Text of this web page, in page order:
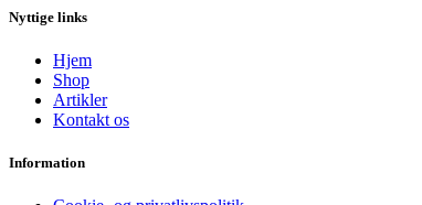
Nyttige links
Hjem
Shop
Artikler
Kontakt os
Information